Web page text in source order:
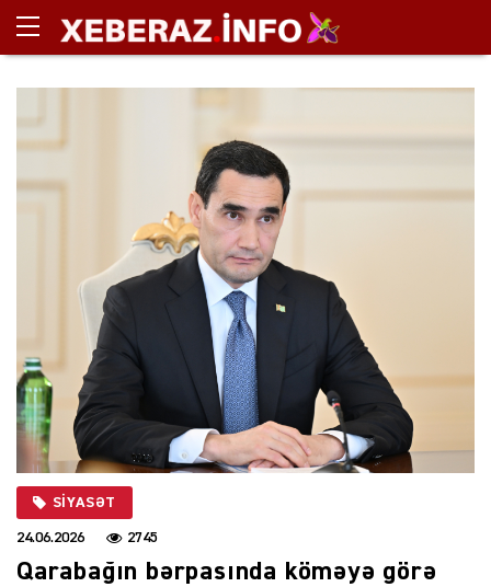
SIYASƏT
24.06.2026 2745
Qarabağın bərpasında köməyə görə